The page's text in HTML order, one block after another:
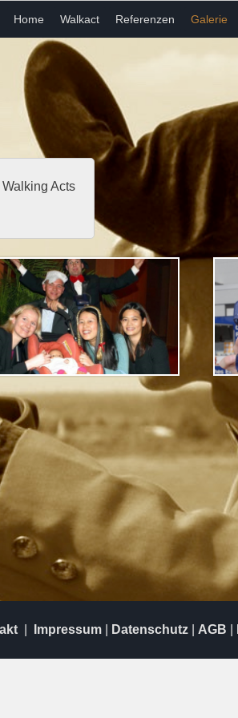
Home Walkact Referenzen Galerie
Acts
Impressum Datenschutz AGB